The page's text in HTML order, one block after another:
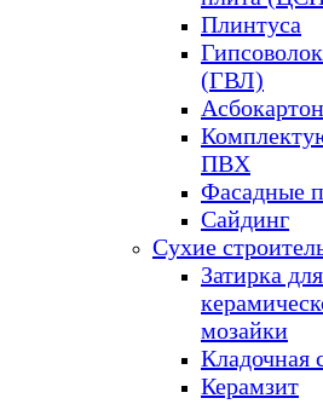
Плинтуса
(ГВЛ)
ПВХ
Фасадные
Сайдинг
Сухие
Затирка
мозайки
Кладочная
Керамзит